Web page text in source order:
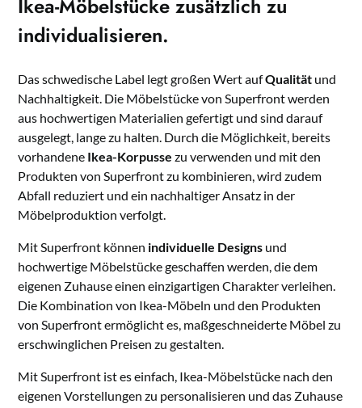
Ikea-Möbelstücke zusätzlich zu
individualisieren.
Das schwedische Label legt großen Wert aufQualität und
Nachhaltigkeit. Die Möbelstücke von Superfront werden
aus hochwertigen Materialien gefertigt und sind darauf
ausgelegt, lange zu halten. Durch die Möglichkeit, bereits
vorhandene Ikea-Korpusse zu verwenden und mit den
Produkten von Superfront zu kombinieren, wird zudem
Abfall reduziert und ein nachhaltiger Ansatz in der
Möbelproduktion verfolgt.
Mit Superfront können individuelle Designs und
hochwertige Möbelstücke geschaffen werden, die dem
eigenen Zuhause einen einzigartigen Charakter verleihen.
Die Kombination von Ikea-Möbeln und den Produkten
von Superfront ermöglicht es, maßgeschneiderte Möbel zu
erschwinglichen Preisen zu gestalten.
Mit Superfront ist es einfach, Ikea-Möbelstücke nach den
eigenen Vorstellungen zu personalisieren und das Zuhause